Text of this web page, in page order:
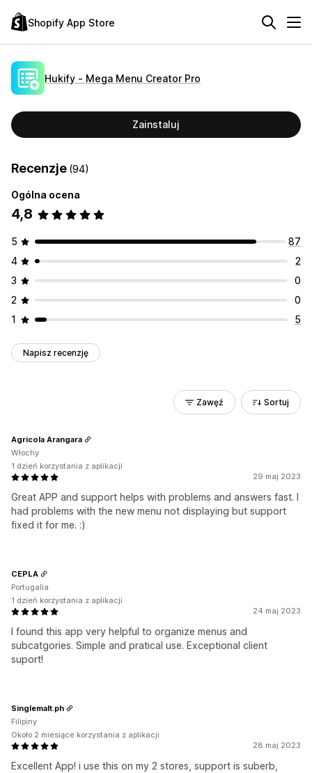
Shopify App Store
Hukify ‑ Mega Menu Creator Pro
Zainstaluj
Recenzje (94)
Ogólna ocena
4,8
5
87
4
2
3
0
2
0
1
5
Napisz recenzję
Zawęź Sortuj
29 maj 2023
Great APP and support helps with problems and answers fast. I
had problems with the new menu not displaying but support
fixed it for me. :)
Agricola Arangara
Włochy
1 dzień korzystania z aplikacji
24 maj 2023
I found this app very helpful to organize menus and
subcatgories. Simple and pratical use. Exceptional client
suport!
CEPLA
Portugalia
1 dzień korzystania z aplikacji
28 maj 2023
Excellent App! i use this on my 2 stores, support is suberb,
Singlemalt.ph
Filipiny
Około 2 miesiące korzystania z aplikacji